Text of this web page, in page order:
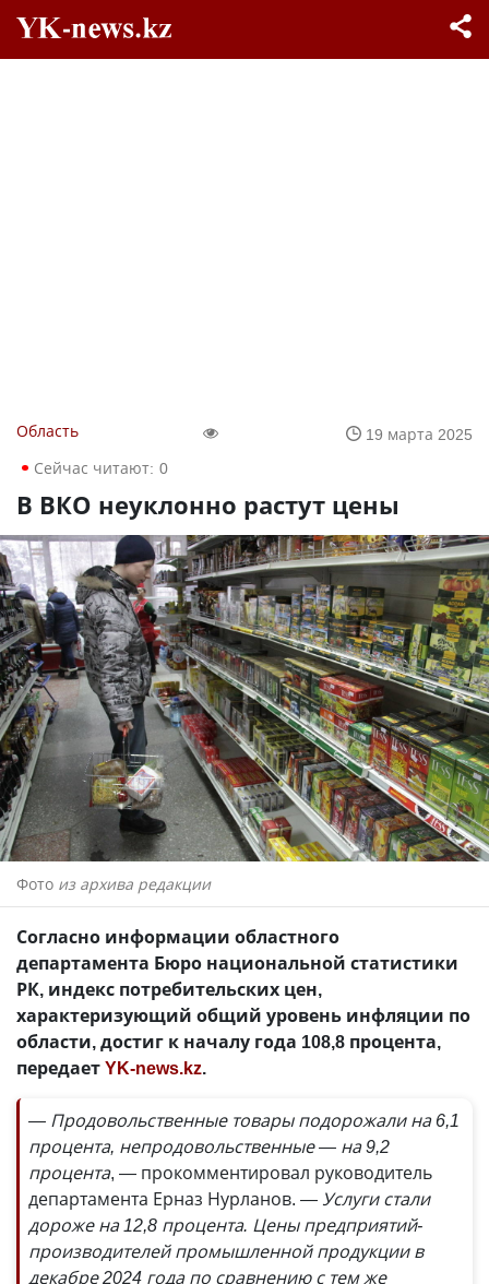
Область
19 марта 2025
Сейчас читают: 0
В ВКО неуклонно растут цены
Фото из архива редакции
Согласно информации областного
департамента Бюро национальной статистики
РК, индекс потребительских цен,
характеризующий общий уровень инфляции по
области, достиг к началу года 108,8 процента,
передаетYK-news.kz.
— Продовольственные товары подорожали на 6,1
процента, непродовольственные — на 9,2
процента, — прокомментировал руководитель
департамента Ерназ Нурланов. — Услуги стали
дороже на 12,8 процента. Цены предприятий-
производителей промышленной продукции в
декабре 2024 года по сравнению с тем же